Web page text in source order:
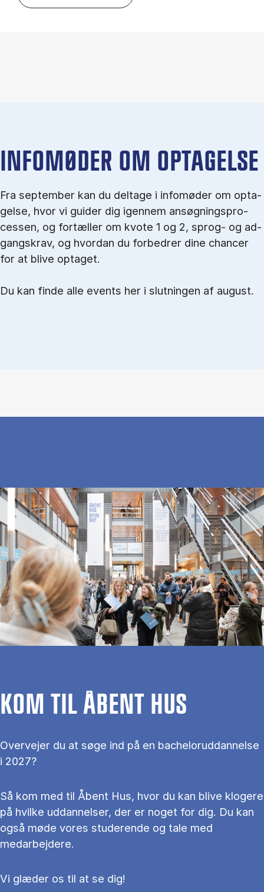
IN­FO­MØ­DER OM OP­TA­GEL­SE
Fra september kan du del­tage i in­fo­mø­der om op­ta­
gel­se, hvor vi gu­i­der dig igen­nem an­søg­nings­pro­
ces­sen, og for­tæl­ler om kvo­te 1 og 2, sprog- og ad­
gangs­krav, og hvordan du forbedrer dine chancer
for at blive optaget.
Du kan finde alle events her i slutningen af august.
KOM TIL ÅBENT HUS
Overvejer du at søge ind på en bacheloruddannelse
i 2027?
Så kom med til Åbent Hus, hvor du kan blive klogere
på hvilke uddannelser, der er noget for dig. Du kan
også møde vores studerende og tale med
medarbejdere.
Vi glæder os til at se dig!